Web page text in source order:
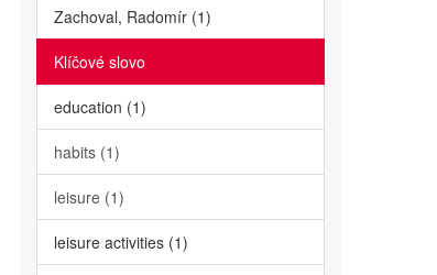
Zachoval, Radomír (1)
Klíčové slovo
education (1)
habits (1)
leisure (1)
leisure activities (1)